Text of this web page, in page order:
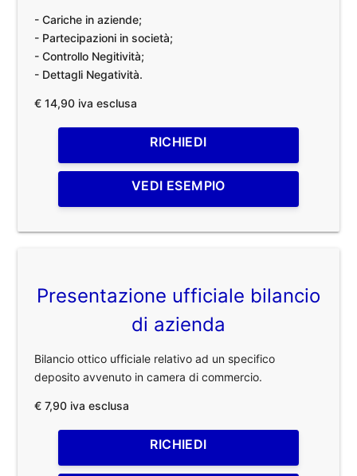
- Cariche in aziende;
- Partecipazioni in società;
- Controllo Negitività;
- Dettagli Negatività.
€ 14,90 iva esclusa
RICHIEDI
VEDI ESEMPIO
Presentazione ufficiale bilancio
di azienda
Bilancio ottico ufficiale relativo ad un specifico
deposito avvenuto in camera di commercio.
€ 7,90 iva esclusa
RICHIEDI